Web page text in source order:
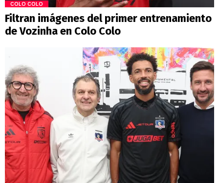
COLO COLO
Filtran imágenes del primer entrenamiento
de Vozinha en Colo Colo